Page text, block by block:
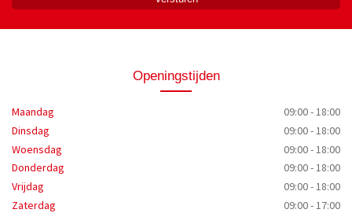
Openingstijden
Maandag
09:00 - 18:00
Dinsdag
09:00 - 18:00
Woensdag
09:00 - 18:00
Donderdag
09:00 - 18:00
Vrijdag
09:00 - 18:00
Zaterdag
09:00 - 17:00